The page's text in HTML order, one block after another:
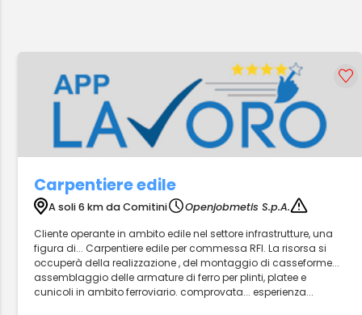
Carpentiere edile
A soli 6 km da Comitini
Openjobmetis S.p.A.
Cliente operante in ambito edile nel settore infrastrutture, una
figura di... Carpentiere edile per commessa RFI. La risorsa si
occuperà della realizzazione , del montaggio di casseforme...
assemblaggio delle armature di ferro per plinti, platee e
cunicoli in ambito ferroviario. comprovata... esperienza...